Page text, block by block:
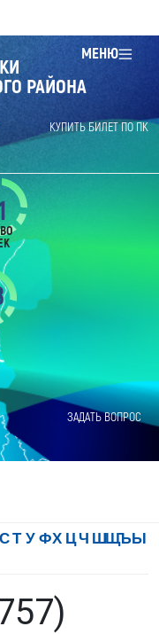
МЕНЮ
РАЙОНА
КУПИТЬ БИЛЕТ ПО ПК
ЗАДАТЬ ВОПРОС
СТ УФХ ЦЧ ШЩЪЫ